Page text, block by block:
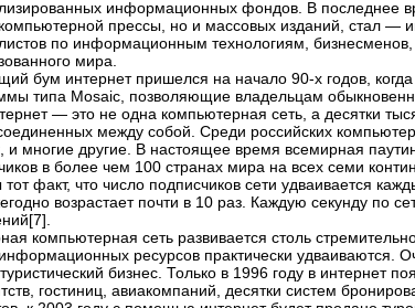
информационных фондов. В последнее
прессы, но и массовых изданий, стал —
по информационным технологиям, бизнесменов,
мира.
бум интернет пришелся на начало 90-х годов,
типа Mosaic, позволяющие владельцам
— это не одна компьютерная сеть, а десятки
между собой. Среди российских
и многие другие. В настоящее время всемирная
в более чем 100 странах мира на всех семи
тот факт, что число подписчиков сети удваивается
возрастает почти в 10 раз. Каждую секунду по
компьютерная сеть развивается столь
ресурсов практически удваиваются.
бизнес. Только в 1996 году в интернет
гостиниц, авиакомпаний, десятки систем